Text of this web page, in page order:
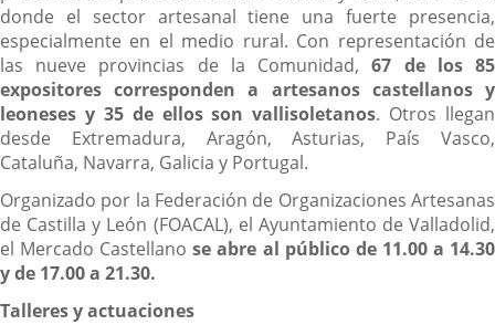
donde el sector artesanal tiene una fuerte presencia,
especialmente en el medio rural. Con representación de
las nueve provincias de la Comunidad,67 de los 85
expositores corresponden a artesanos castellanos y
leoneses y 35 de ellos son vallisoletanos. Otros llegan
desde Extremadura, Aragón, Asturias, País Vasco,
Cataluña, Navarra, Galicia y Portugal.
Organizado por la Federación de Organizaciones Artesanas
de Castilla y León (FOACAL), el Ayuntamiento de Valladolid,
el Mercado Castellanose abre al público de 11.00 a 14.30
y de 17.00 a 21.30.
Talleres y actuaciones